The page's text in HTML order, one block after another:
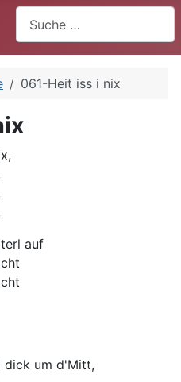
061-Heit iss i nix
auf
dick um d'Mitt,